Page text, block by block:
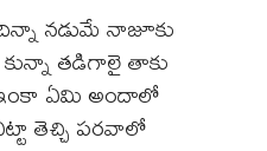
నడుమే నాజూకు
తడిగాలై తాకు
ఏమి అందాలో
తెచ్చి పరవాలో